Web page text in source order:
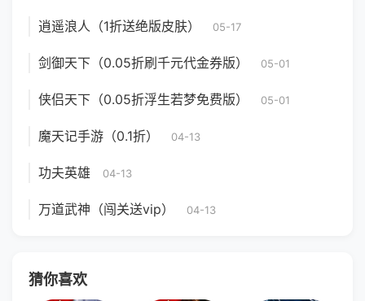
逍遥浪人（1折送绝版皮肤） 05-17
剑御天下（0.05折刷千元代金券版） 05-01
侠侣天下（0.05折浮生若梦免费版） 05-01
魔天记手游（0.1折） 04-13
功夫英雄 04-13
万道武神（闯关送vip） 04-13
猜你喜欢